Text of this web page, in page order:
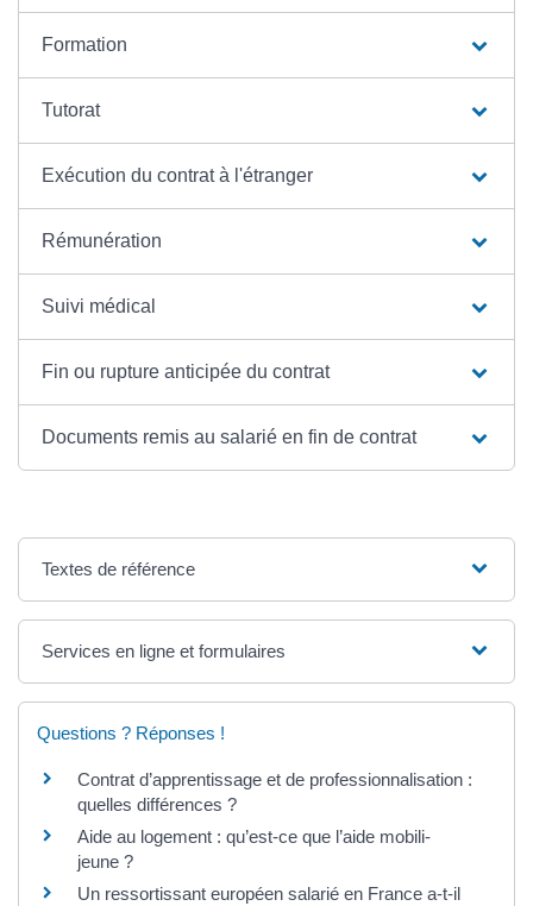
Formation
Tutorat
Exécution du contrat à l'étranger
Rémunération
Suivi médical
Fin ou rupture anticipée du contrat
Documents remis au salarié en fin de contrat
Textes de référence
Services en ligne et formulaires
Questions ? Réponses !
Contrat d’apprentissage et de professionnalisation :
quelles différences ?
Aide au logement : qu’est-ce que l’aide mobili-
jeune ?
Un ressortissant européen salarié en France a-t-il